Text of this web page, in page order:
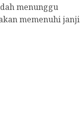
menunggu
memenuhi janji